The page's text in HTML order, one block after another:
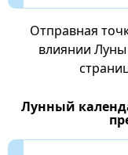
Отправная
влиянии
Лунный